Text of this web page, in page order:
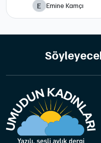
E Emine Kamçı